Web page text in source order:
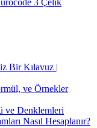
3 Çelik
Bir Kılavuz |
ve Örnekler
ve Denklemleri
Nasıl Hesaplanır?